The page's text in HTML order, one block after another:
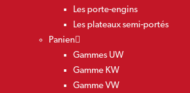
Les porte-engins
Les plateaux semi-portés
Panien
Gammes UW
Gamme KW
Gamme VW